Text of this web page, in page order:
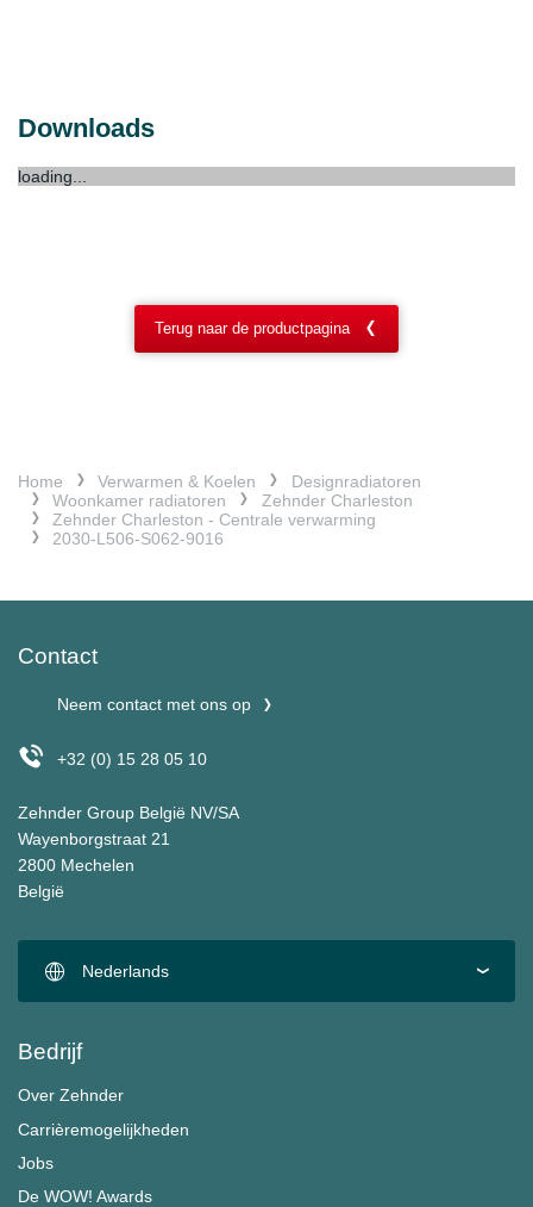
Downloads
loading...
Terug naar de productpagina
Home Verwarmen & Koelen
Designradiatoren
Woonkamer radiatoren
Zehnder Charleston
Zehnder Charleston - Centrale verwarming
2030-L506-S062-9016
Contact
Neem contact met ons op
+32 (0) 15 28 05 10
Zehnder Group België NV/SA
Wayenborgstraat 21
2800 Mechelen
België
Nederlands
Bedrijf
Over Zehnder
Carrièremogelijkheden
Jobs
De WOW! Awards